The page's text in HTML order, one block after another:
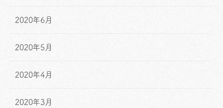
2020年6月
2020年5月
2020年4月
2020年3月